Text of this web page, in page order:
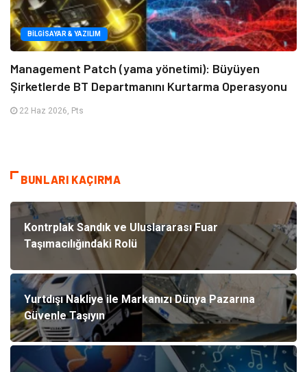
BILGISAYAR & YAZILIM
Management Patch (yama yönetimi): Büyüyen
Şirketlerde BT Departmanını Kurtarma Operasyonu
22 Haz 2026, Pts
BUNLARI KAÇIRMA
Kontrplak Sandık ve Uluslararası Fuar
Taşımacılığındaki Rolü
Yurtdışı Nakliye ile Markanızı Dünya Pazarına
Güvenle Taşıyın